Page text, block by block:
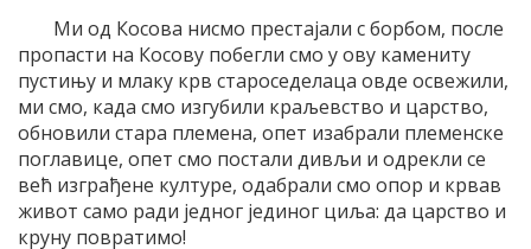
Ми од Косова нисмо престајали с борбом, после
пропасти на Косову побегли смо у ову камениту
пустињу и млаку крв староседелаца овде освежили,
ми смо, када смо изгубили краљевство и царство,
обновили стара племена, опет изабрали племенске
поглавице, опет смо постали дивљи и одрекли се
већ изграђене културе, одабрали смо опор и крвав
живот само ради једног јединог циља: да царство и
круну повратимо!